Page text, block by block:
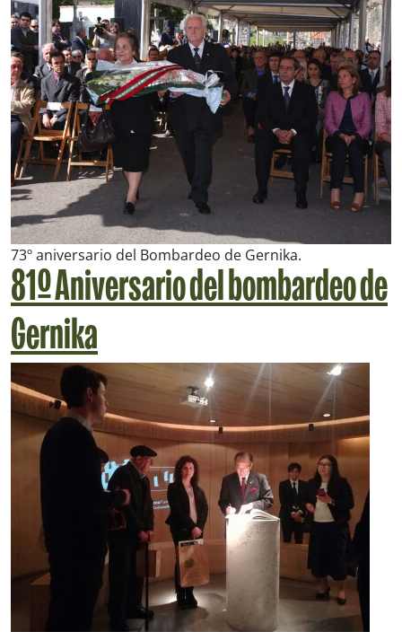
73º aniversario del Bombardeo de Gernika.
81º Aniversario del bombardeo de
Gernika